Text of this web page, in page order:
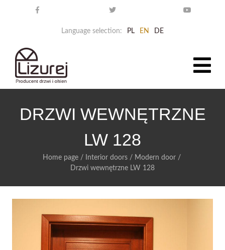
Language selection: PL EN DE
DRZWI WEWNĘTRZNE
LW 128
Home page/ Interior doors/ Modern door/
Drzwi wewnętrzne LW 128